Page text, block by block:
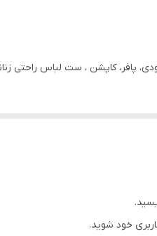
پافر، کاپشن ، ست لباس
خود شوید.